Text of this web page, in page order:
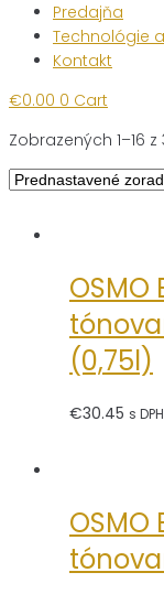
Predajňa
Technológie
Kontakt
€0.00 0 Cart
Zobrazených 1–16
(0,75l)
€30.45 s DPH